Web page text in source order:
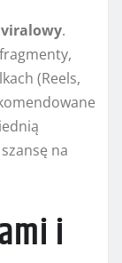
viralowy.
(Reels,
na
i